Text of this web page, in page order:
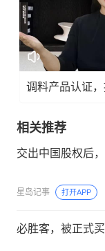
调料产品认证
相关推荐
交出中国股权后
星岛记事 打开APP
必胜客，被正式